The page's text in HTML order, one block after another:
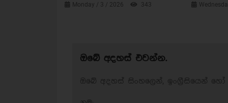
Monday / 3 / 2026 343
ඔබේ අදහස් එවන්න.